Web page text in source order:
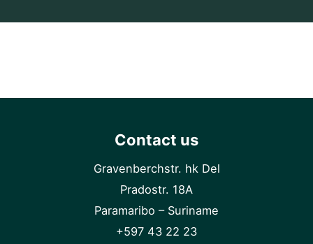
Contact us
Gravenberchstr. hk Del
Pradostr. 18A
Paramaribo – Suriname
+597 43 22 23